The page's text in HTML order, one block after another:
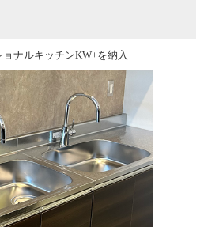
ナルキッチンKW+を納入